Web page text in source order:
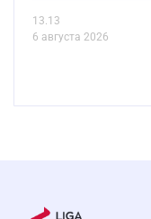
13.13
6 августа 2026